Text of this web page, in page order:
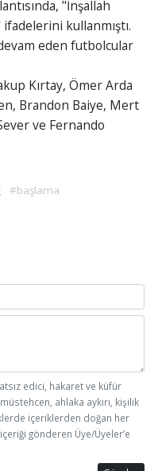
"İnşallah
kullanmıştı.
eden futbolcular
Kırtay, Ömer Arda
Brandon Baiye, Mert
ve Fernando
#başlama
edici, hakaret ve küfür
ahlaka aykırı, kişilik
içeriklerden doğan her
gönderen Üye/Üyeler’e